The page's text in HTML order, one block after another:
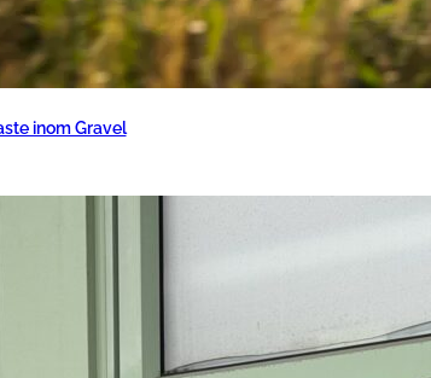
inom Gravel